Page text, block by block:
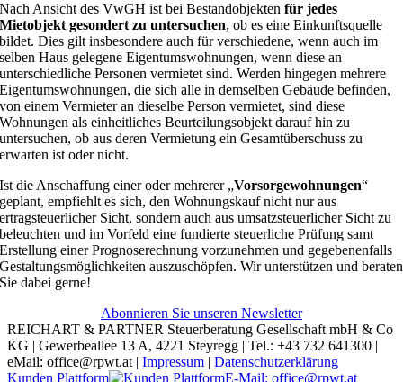
Nach Ansicht des VwGH ist bei Bestandobjektenfür jedes
Mietobjekt gesondert zu untersuchen, ob es eine Einkunftsquelle
bildet. Dies gilt insbesondere auch für verschiedene, wenn auch im
selben Haus gelegene Eigentumswohnungen, wenn diese an
unterschiedliche Personen vermietet sind. Werden hingegen mehrere
Eigentumswohnungen, die sich alle in demselben Gebäude befinden,
von einem Vermieter an dieselbe Person vermietet, sind diese
Wohnungen als einheitliches Beurteilungsobjekt darauf hin zu
untersuchen, ob aus deren Vermietung ein Gesamtüberschuss zu
erwarten ist oder nicht.
Ist die Anschaffung einer oder mehrerer „Vorsorgewohnungen“
geplant, empfiehlt es sich, den Wohnungskauf nicht nur aus
ertragsteuerlicher Sicht, sondern auch aus umsatzsteuerlicher Sicht zu
beleuchten und im Vorfeld eine fundierte steuerliche Prüfung samt
Erstellung einer Prognoserechnung vorzunehmen und gegebenenfalls
Gestaltungsmöglichkeiten auszuschöpfen. Wir unterstützen und beraten
Sie dabei gerne!
Abonnieren Sie unseren Newsletter
REICHART & PARTNER Steuerberatung Gesellschaft mbH & Co
KG | Gewerbeallee 13 A, 4221 Steyregg | Tel.: +43 732 641300 |
eMail: office@rpwt.at | Impressum | Datenschutzerklärung
Kunden Plattform
E-Mail: office@rpwt.at